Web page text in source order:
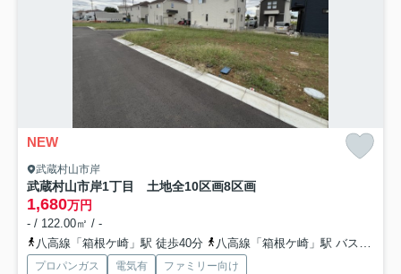
NEW
武蔵村山市岸
武蔵村山市岸1丁目 土地全10区画8区画
1,680万円
- / 122.00㎡ / -
八高線「箱根ケ崎」駅 徒歩40分
八高線「箱根ケ崎」駅 バス7分 「三ツ木地区会館」 停歩3分
プロパンガス 電気有 ファミリー向け